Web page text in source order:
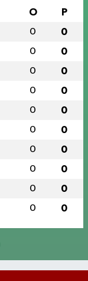
O P
0 0
0 0
0 0
0 0
0 0
0 0
0 0
0 0
0 0
0 0